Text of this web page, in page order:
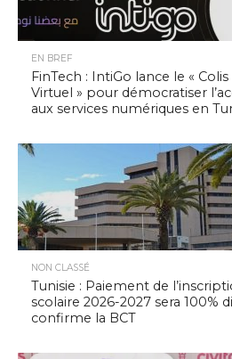
EN BREF
FinTech : IntiGo lance le « Colis
Virtuel » pour démocratiser
aux services numériques en
NON CLASSÉ
Tunisie : Paiement de
scolaire 2026-2027 sera 100%
confirme la BCT